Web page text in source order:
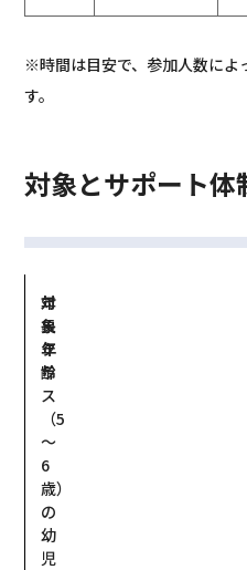
※時間は目安で、参加人数によ
す。
対象とサポート体
対
象
年
齢
年
長
ク
ラ
ス
（5
～
6
歳）
の
幼
児